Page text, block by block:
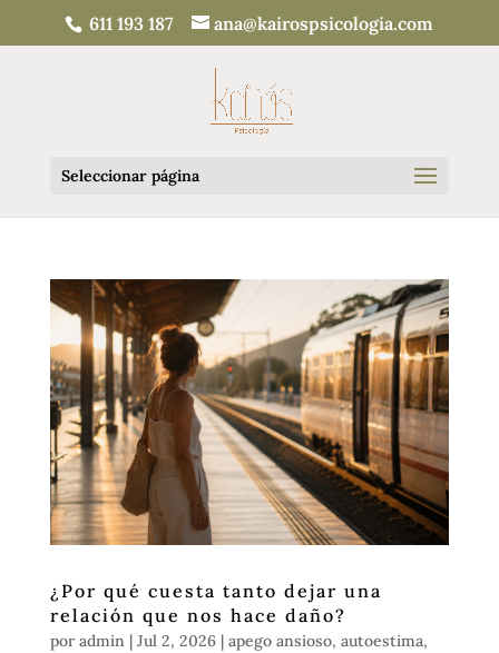
611 193 187 ana@kairospsicologia.com
Seleccionar página
¿Por qué cuesta tanto dejar una
relación que nos hace daño?
por admin| Jul 2, 2026| apego ansioso, autoestima,